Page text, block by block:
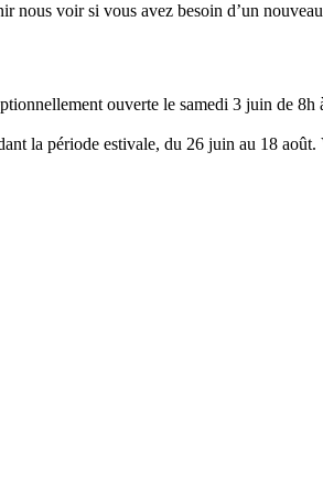
nous voir si vous avez besoin d’un
ouverte le samedi 3 juin de 8h
la période estivale, du 26 juin au 18